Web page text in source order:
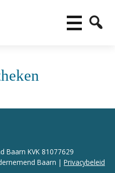
Baarn KVK 81077629
Baarn | Privacybeleid